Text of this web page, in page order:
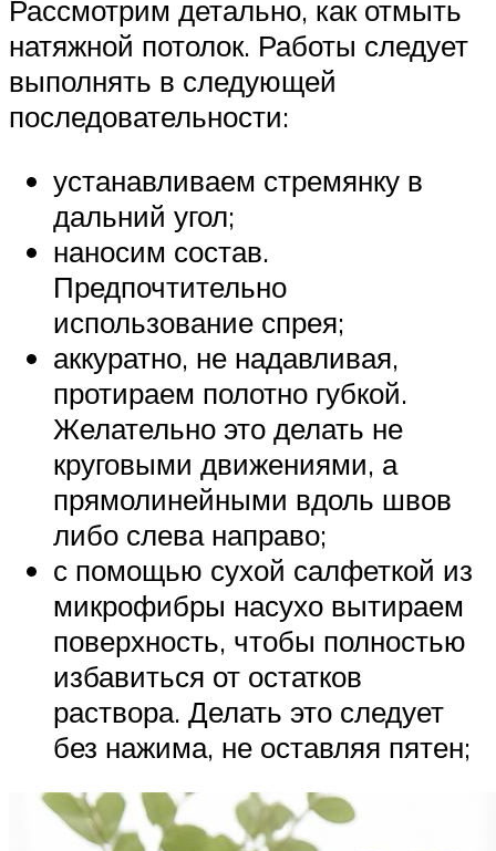
Рассмотрим детально, как отмыть
натяжной потолок. Работы следует
выполнять в следующей
последовательности:
устанавливаем стремянку в
дальний угол;
наносим состав.
Предпочтительно
использование спрея;
аккуратно, не надавливая,
протираем полотно губкой.
Желательно это делать не
круговыми движениями, а
прямолинейными вдоль швов
либо слева направо;
с помощью сухой салфеткой из
микрофибры насухо вытираем
поверхность, чтобы полностью
избавиться от остатков
раствора. Делать это следует
без нажима, не оставляя пятен;